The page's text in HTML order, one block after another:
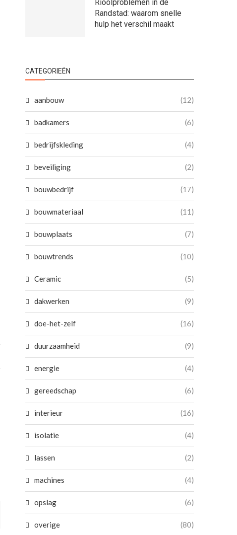
Rioolproblemen in de
Randstad: waarom snelle
hulp het verschil maakt
CATEGORIEËN
aanbouw (12)
badkamers (6)
bedrijfskleding (4)
beveiliging (2)
bouwbedrijf (17)
bouwmateriaal (11)
bouwplaats (7)
bouwtrends (10)
Ceramic (5)
dakwerken (9)
doe-het-zelf (16)
duurzaamheid (9)
energie (4)
gereedschap (6)
interieur (16)
isolatie (4)
lassen (2)
machines (4)
opslag (6)
overige (80)